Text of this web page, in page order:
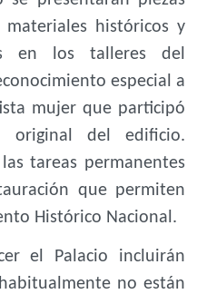
materiales históricos y
en los talleres del
especial a
mujer que participó
original del edificio.
tareas permanentes
que permiten
Histórico Nacional.
el Palacio incluirán
no están